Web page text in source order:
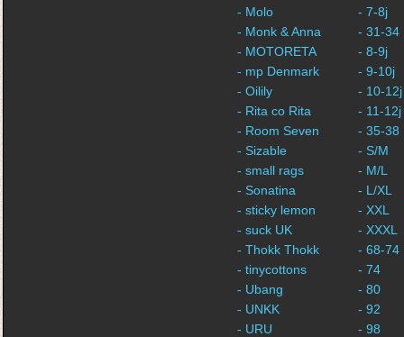
- Molo
- Monk & Anna
- MOTORETA
- mp Denmark
- Oilily
- Rita co Rita
- Room Seven
- Sizable
- small rags
- Sonatina
- sticky lemon
- suck UK
- Thokk Thokk
- tinycottons
- Ubang
- UNKK
- URU
- 7-8j
- 31-34
- 8-9j
- 9-10j
- 10-12j
- 11-12j
- 35-38
- S/M
- M/L
- L/XL
- XXL
- XXXL
- 68-74
- 74
- 80
- 92
- 98